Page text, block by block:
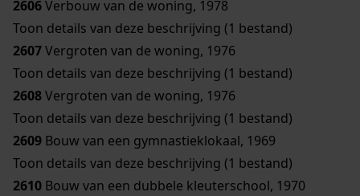
2606Verbouw van de woning, 1978
Toon details van deze beschrijving (1 bestand)
2607Vergroten van de woning, 1976
Toon details van deze beschrijving (1 bestand)
2608Vergroten van de woning, 1976
Toon details van deze beschrijving (1 bestand)
2609 Bouw van een gymnastieklokaal, 1969
Toon details van deze beschrijving (1 bestand)
2610 Bouw van een dubbele kleuterschool, 1970